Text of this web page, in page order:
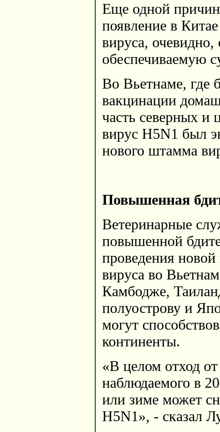
Еще одной
появление в
вируса, очевидно,
обеспечиваемую
Во Вьетнаме, где
вакцинации
часть северных и
вирус H5N1 был
нового штамма
Повышенная
Ветеринарные
повышенной
проведения
вируса во
Камбодже,
полуострову и
могут
континенты.
«В целом отход
наблюдаемого в
или зиме может
H5N1», - сказал